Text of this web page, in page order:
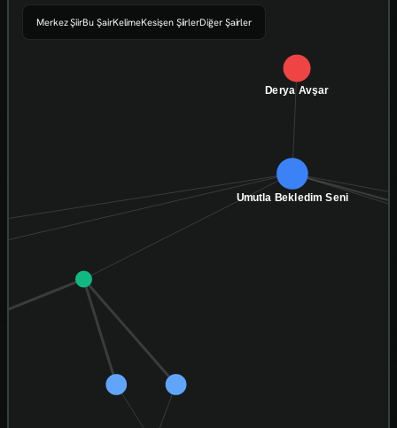
Merkez ŞiirBu ŞairKelimeKesişen ŞiirlerDiğer Şairler